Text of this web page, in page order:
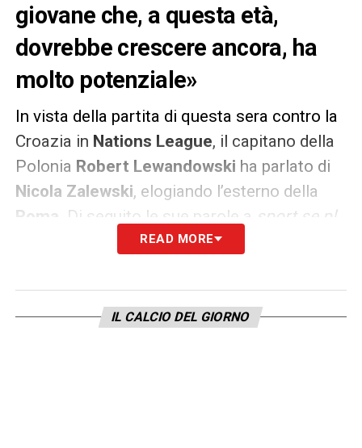
giovane che, a questa età,
dovrebbe crescere ancora, ha
molto potenziale»
In vista della partita di questa sera contro la
Croazia in Nations League, il capitano della
Polonia Robert Lewandowski ha parlato di
Nicola Zalewski, elogiando l’esterno della
Roma
. Di seguito le sue parole a sport.se.pl .
Si vede che sta diventando una figura
acquisendo fiducia in sé stesso. È fantastico
tutto questo per la Polonia, ma soprattutto
READ MORE
IL CALCIO DEL GIORNO